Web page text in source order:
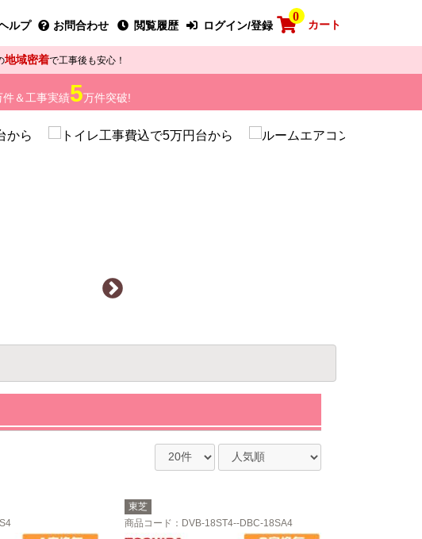
ルプ お問合わせ 閲覧履歴 ログイン/登録
0
カート
地域密着で工事後も安心！
件＆工事実績5万件突破!
東芝
商品コード ：DVB-18ST4--DBC-18SA4